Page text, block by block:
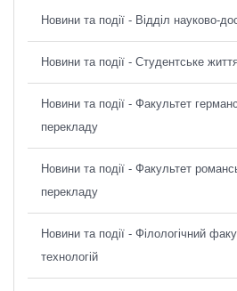
Новини та події - Відділ науково-
Новини та події - Студентське
Новини та події - Факультет
перекладу
Новини та події - Факультет
перекладу
Новини та події - Філологічний
технологій